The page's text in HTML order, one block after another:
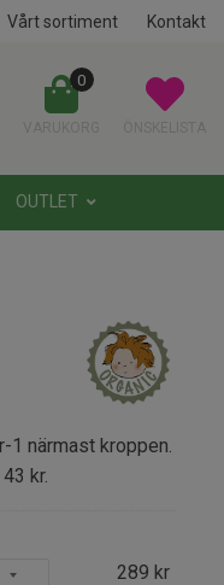
Vårt sortiment Kontakt
0
OUTLET
1 närmast kroppen.
kr.
289 kr